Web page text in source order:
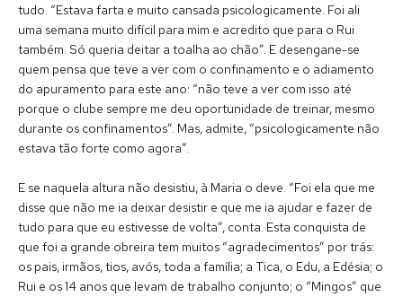
tudo. “Estava farta e muito cansada psicologicamente. Foi ali
uma semana muito difícil para mim e acredito que para o Rui
também. Só queria deitar a toalha ao chão”. E desengane-se
quem pensa que teve a ver com o confinamento e o adiamento
do apuramento para este ano: “não teve a ver com isso até
porque o clube sempre me deu oportunidade de treinar, mesmo
durante os confinamentos”. Mas, admite, “psicologicamente não
estava tão forte como agora”.
E se naquela altura não desistiu, à Maria o deve. “Foi ela que me
disse que não me ia deixar desistir e que me ia ajudar e fazer de
tudo para que eu estivesse de volta”, conta. Esta conquista de
que foi a grande obreira tem muitos “agradecimentos” por trás:
os pais, irmãos, tios, avós, toda a família; a Tica, o Edu, a Edésia; o
Rui e os 14 anos que levam de trabalho conjunto; o “Mingos” que